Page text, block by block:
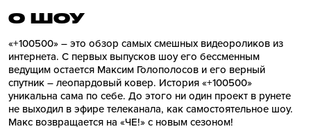
О ШОУ
«+100500» – это обзор самых смешных видеороликов из
интернета. С первых выпусков шоу его бессменным
ведущим остается Максим Голополосов и его верный
спутник – леопардовый ковер. История «+100500»
уникальна сама по себе. До этого ни один проект в рунете
не выходил в эфире телеканала, как самостоятельное шоу.
Макс возвращается на «ЧЕ!» с новым сезоном!